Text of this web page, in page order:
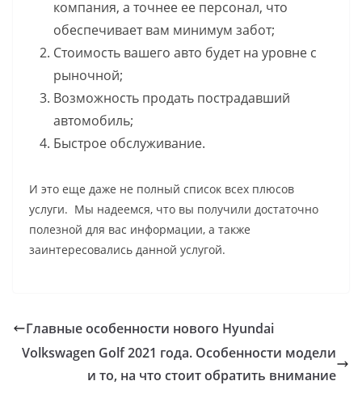
компания, а точнее ее персонал, что
обеспечивает вам минимум забот;
Стоимость вашего авто будет на уровне с
рыночной;
Возможность продать пострадавший
автомобиль;
Быстрое обслуживание.
И это еще даже не полный список всех плюсов
услуги. Мы надеемся, что вы получили достаточно
полезной для вас информации, а также
заинтересовались данной услугой.
Главные особенности нового Hyundai
Volkswagen Golf 2021 года. Особенности модели
и то, на что стоит обратить внимание